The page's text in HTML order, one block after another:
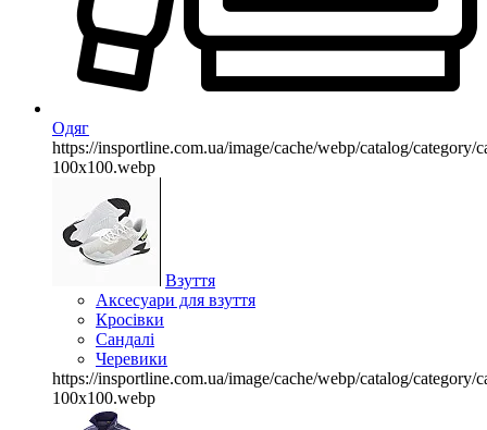
Одяг
https://insportline.com.ua/image/cache/webp/catalog/category/
100x100.webp
Взуття
Аксесуари для взуття
Кросівки
Сандалі
Черевики
https://insportline.com.ua/image/cache/webp/catalog/category/
100x100.webp